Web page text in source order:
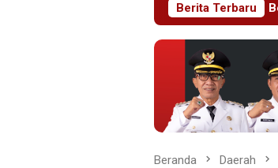
Berita Terbaru
Pastikan Pelayanan Berita Tetap Maksimal
Beranda Daerah